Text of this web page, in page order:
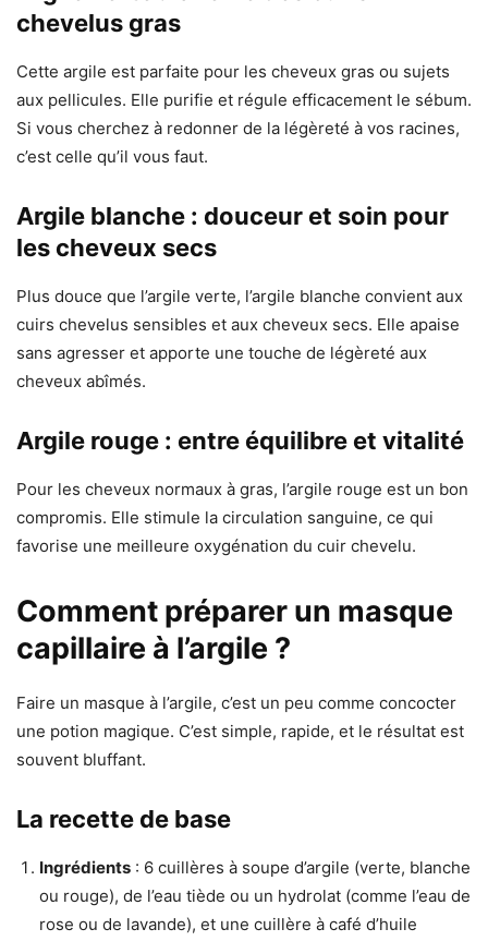
chevelus gras
Cette argile est parfaite pour les cheveux gras ou sujets
aux pellicules. Elle purifie et régule efficacement le sébum.
Si vous cherchez à redonner de la légèreté à vos racines,
c’est celle qu’il vous faut.
Argile blanche : douceur et soin pour
les cheveux secs
Plus douce que l’argile verte, l’argile blanche convient aux
cuirs chevelus sensibles et aux cheveux secs. Elle apaise
sans agresser et apporte une touche de légèreté aux
cheveux abîmés.
Argile rouge : entre équilibre et vitalité
Pour les cheveux normaux à gras, l’argile rouge est un bon
compromis. Elle stimule la circulation sanguine, ce qui
favorise une meilleure oxygénation du cuir chevelu.
Comment préparer un masque
capillaire à l’argile ?
Faire un masque à l’argile, c’est un peu comme concocter
une potion magique. C’est simple, rapide, et le résultat est
souvent bluffant.
La recette de base
Ingrédients : 6 cuillères à soupe d’argile (verte, blanche
ou rouge), de l’eau tiède ou un hydrolat (comme l’eau de
rose ou de lavande), et une cuillère à café d’huile